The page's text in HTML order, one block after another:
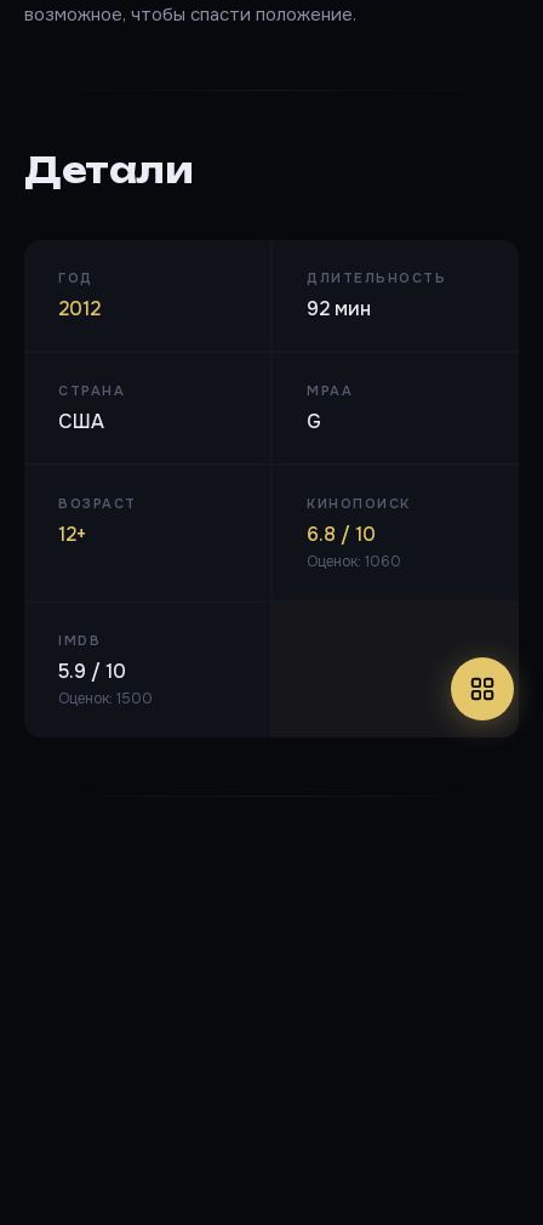
возможное, чтобы спасти положение.
Детали
ГОД
2012
ДЛИТЕЛЬНОСТЬ
92 мин
СТРАНА
США
MPAA
G
ВОЗРАСТ
12+
КИНОПОИСК
6.8 / 10
Оценок: 1060
IMDB
5.9 / 10
Оценок: 1500